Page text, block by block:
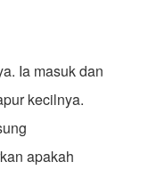
Ia masuk dan
kecilnya.
apakah